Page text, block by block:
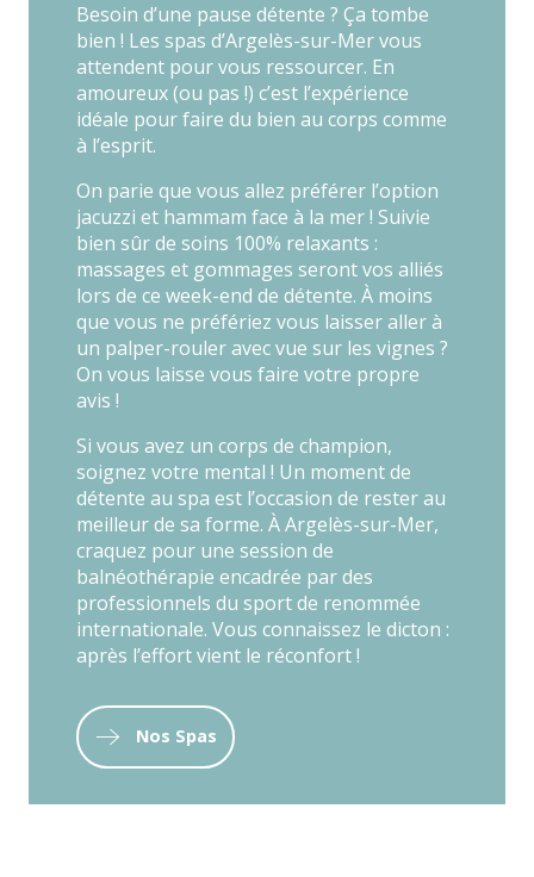
Besoin d’une pause détente ? Ça tombe
bien ! Les spas d’Argelès-sur-Mer vous
attendent pour vous ressourcer. En
amoureux (ou pas !) c’est l’expérience
idéale pour faire du bien au corps comme
à l’esprit.
On parie que vous allez préférer l’option
jacuzzi et hammam face à la mer ! Suivie
bien sûr de soins 100% relaxants :
massages et gommages seront vos alliés
lors de ce week-end de détente. À moins
que vous ne préfériez vous laisser aller à
un palper-rouler avec vue sur les vignes ?
On vous laisse vous faire votre propre
avis !
Si vous avez un corps de champion,
soignez votre mental ! Un moment de
détente au spa est l’occasion de rester au
meilleur de sa forme. À Argelès-sur-Mer,
craquez pour une session de
balnéothérapie encadrée par des
professionnels du sport de renommée
internationale. Vous connaissez le dicton :
après l’effort vient le réconfort !
Nos Spas